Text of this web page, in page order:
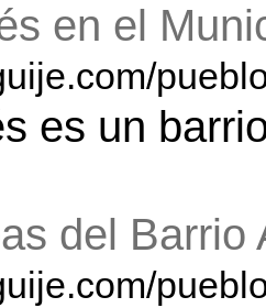
en el
es un
del Barrio